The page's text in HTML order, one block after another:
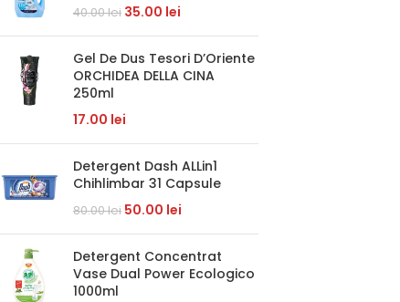
40.00lei 35.00 lei
Gel De Dus Tesori D’Oriente
ORCHIDEA DELLA CINA
250ml
17.00 lei
Detergent Dash ALLin1
Chihlimbar 31 Capsule
80.00lei 50.00 lei
Detergent Concentrat
Vase Dual Power Ecologico
1000ml